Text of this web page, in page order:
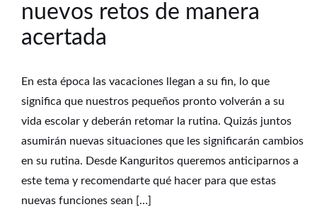
nuevos retos de manera
acertada
En esta época las vacaciones llegan a su fin, lo que
significa que nuestros pequeños pronto volverán a su
vida escolar y deberán retomar la rutina. Quizás juntos
asumirán nuevas situaciones que les significarán cambios
en su rutina. Desde Kanguritos queremos anticiparnos a
este tema y recomendarte qué hacer para que estas
nuevas funciones sean […]